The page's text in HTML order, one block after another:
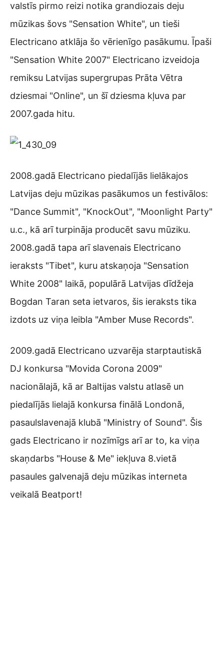
valstīs pirmo reizi notika grandiozais deju
mūzikas šovs "Sensation White", un tieši
Electricano atklāja šo vērienīgo pasākumu. Īpaši
"Sensation White 2007" Electricano izveidoja
remiksu Latvijas supergrupas Prāta Vētra
dziesmai "Online", un šī dziesma kļuva par
2007.gada hitu.
2008.gadā Electricano piedalījās lielākajos
Latvijas deju mūzikas pasākumos un festivālos:
"Dance Summit", "KnockOut", "Moonlight Party"
u.c., kā arī turpināja producēt savu mūziku.
2008.gadā tapa arī slavenais Electricano
ieraksts "Tibet", kuru atskaņoja "Sensation
White 2008" laikā, populārā Latvijas dīdžeja
Bogdan Taran seta ietvaros, šis ieraksts tika
izdots uz viņa leibla "Amber Muse Records".
2009.gadā Electricano uzvarēja starptautiskā
DJ konkursa "Movida Corona 2009"
nacionālajā, kā ar Baltijas valstu atlasē un
piedalījās lielajā konkursa finālā Londonā,
pasaulslavenajā klubā "Ministry of Sound". Šis
gads Electricano ir nozīmīgs arī ar to, ka viņa
skaņdarbs "House & Me" iekļuva 8.vietā
pasaules galvenajā deju mūzikas interneta
veikalā Beatport!